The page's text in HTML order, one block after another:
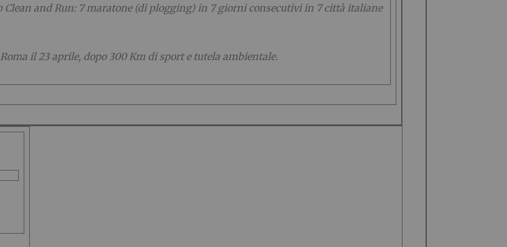
Clean and Run: 7 maratone (di plogging) in 7 giorni consecutivi in 7 città italiane
il 23 aprile, dopo 300 Km di sport e tutela ambientale.